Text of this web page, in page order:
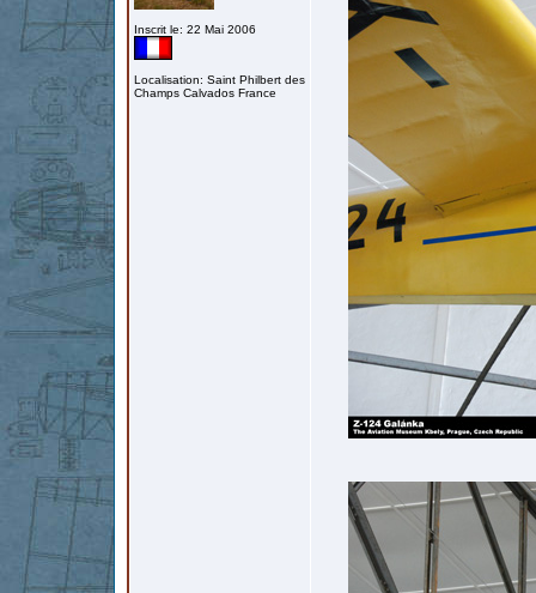
Inscrit le: 22 Mai 2006
Localisation: Saint Philbert des
Champs Calvados France